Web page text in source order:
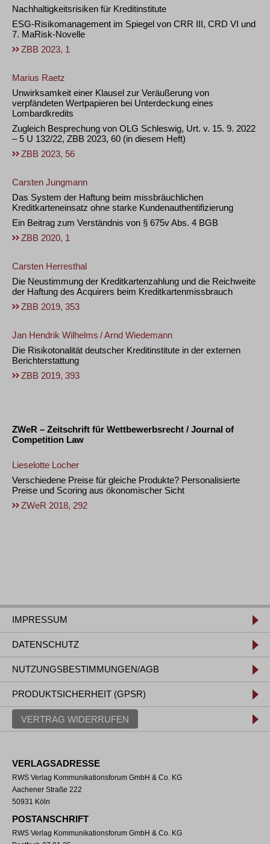
Nachhaltigkeitsrisiken für Kreditinstitute
ESG-Risikomanagement im Spiegel von CRR III, CRD VI und
7. MaRisk-Novelle
ZBB 2023, 1
Marius Raetz
Unwirksamkeit einer Klausel zur Veräußerung von
verpfändeten Wertpapieren bei Unterdeckung eines
Lombardkredits
Zugleich Besprechung von OLG Schleswig, Urt. v. 15. 9. 2022
– 5 U 132/22, ZBB 2023, 60 (in diesem Heft)
ZBB 2023, 56
Carsten Jungmann
Das System der Haftung beim missbräuchlichen
Kreditkarteneinsatz ohne starke Kundenauthentifizierung
Ein Beitrag zum Verständnis von § 675v Abs. 4 BGB
ZBB 2020, 1
Carsten Herresthal
Die Neustimmung der Kreditkartenzahlung und die Reichweite
der Haftung des Acquirers beim Kreditkartenmissbrauch
ZBB 2019, 353
Jan Hendrik Wilhelms /Arnd Wiedemann
Die Risikotonalität deutscher Kreditinstitute in der externen
Berichterstattung
ZBB 2019, 393
ZWeR – Zeitschrift für Wettbewerbsrecht / Journal of
Competition Law
Lieselotte Locher
Verschiedene Preise für gleiche Produkte? Personalisierte
Preise und Scoring aus ökonomischer Sicht
ZWeR 2018, 292
IMPRESSUM
DATENSCHUTZ
NUTZUNGSBESTIMMUNGEN/AGB
PRODUKTSICHERHEIT (GPSR)
VERTRAG WIDERRUFEN
VERLAGSADRESSE
RWS Verlag Kommunikationsforum GmbH & Co. KG
Aachener Straße 222
50931 Köln
POSTANSCHRIFT
RWS Verlag Kommunikationsforum GmbH & Co. KG